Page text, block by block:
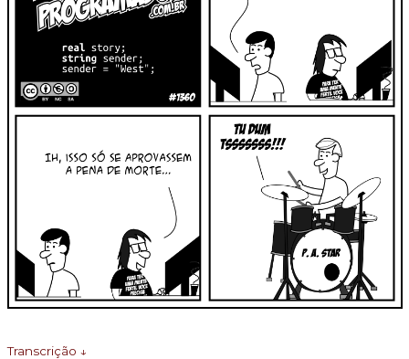
Transcrição ↓